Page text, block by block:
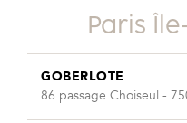
Paris
GOBERLOTE
86 passage Choiseul -